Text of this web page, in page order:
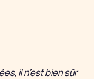
il n’est bien sûr